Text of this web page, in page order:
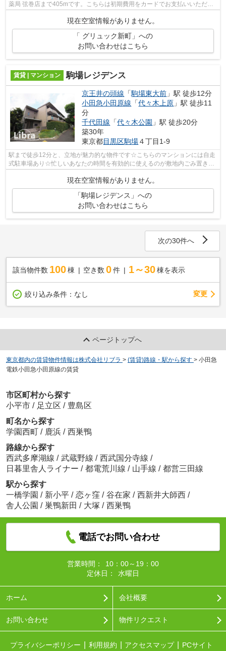
薬局 弦巻店まで405mです。こちらは初期費用をカードでお支払いいただけ
現在空室情報がありません。
「 グリュック新町」への
お問い合わせはこちら
賃貸 | マンション 駒場レジデンス
京王井の頭線 「駒場東大前 」駅 徒歩12分
小田急小田原線 「代々木上原 」駅 徒歩11
分
千代田線 「代々木公園 」駅 徒歩20分
築30年
東京都目黒区駒場４丁目1-9
駅まで徒歩12分と、立地が魅力的な物件です☆こちらのマンションには自走
式駐車場あり☆忙しいあなたの時間を有効的に使えるのが敷地内ごみ置き場
現在空室情報がありません。
「駒場レジデンス」への
お問い合わせはこちら
次の30件へ
該当物件数 100棟 空き数 0 件 1～30 棟を表示
絞り込み条件： なし 変更
ページトップへ
東京都内の賃貸物件情報は株式会社リブラ > (賃貸)路線・駅から探す > 小田急
電鉄小田急小田原線の賃貸
市区町村から探す
小平市 / 足立区 / 豊島区
町名から探す
学園西町 / 鹿浜 / 西巣鴨
路線から探す
西武多摩湖線 / 武蔵野線 / 西武国分寺線 /
日暮里舎人ライナー / 都電荒川線 / 山手線 / 都営三田線
駅から探す
一橋学園 / 新小平 / 恋ヶ窪 / 谷在家 / 西新井大師西 /
舎人公園 / 巣鴨新田 / 大塚 / 西巣鴨
電話でお問い合わせ
営業時間：
10：00～19：00
定休日：
水曜日
ホーム 会社概要
お問い合わせ 物件リクエスト
プライバシーポリシー 利用規約 アクセスマップ PCサイト